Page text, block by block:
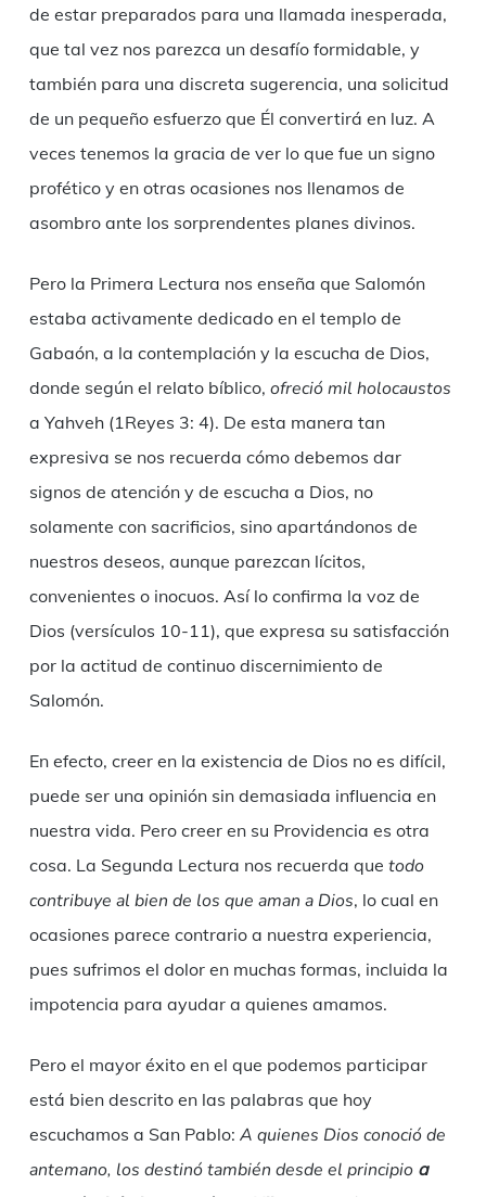
de estar preparados para una llamada inesperada,
que tal vez nos parezca un desafío formidable, y
también para una discreta sugerencia, una solicitud
de un pequeño esfuerzo que Él convertirá en luz. A
veces tenemos la gracia de ver lo que fue un signo
profético y en otras ocasiones nos llenamos de
asombro ante los sorprendentes planes divinos.
Pero la Primera Lectura nos enseña que Salomón
estaba activamente dedicado en el templo de
Gabaón, a la contemplación y la escucha de Dios,
donde según el relato bíblico, ofreció mil holocaustos
a Yahveh (1Reyes 3: 4). De esta manera tan
expresiva se nos recuerda cómo debemos dar
signos de atención y de escucha a Dios, no
solamente con sacrificios, sino apartándonos de
nuestros deseos, aunque parezcan lícitos,
convenientes o inocuos. Así lo confirma la voz de
Dios (versículos 10-11), que expresa su satisfacción
por la actitud de continuo discernimiento de
Salomón.
En efecto, creer en la existencia de Dios no es difícil,
puede ser una opinión sin demasiada influencia en
nuestra vida. Pero creer en su Providencia es otra
cosa. La Segunda Lectura nos recuerda que todo
contribuye al bien de los que aman a Dios, lo cual en
ocasiones parece contrario a nuestra experiencia,
pues sufrimos el dolor en muchas formas, incluida la
impotencia para ayudar a quienes amamos.
Pero el mayor éxito en el que podemos participar
está bien descrito en las palabras que hoy
escuchamos a San Pablo: A quienes Dios conoció de
antemano, los destinó también desde el principio a